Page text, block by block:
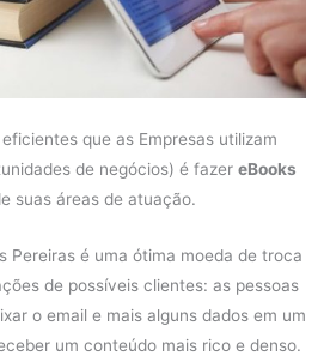
que as Empresas utilizam
de negócios) é fazer eBooks
suas áreas de atuação.
Pereiras é uma ótima moeda de troca
de possíveis clientes: as pessoas
o email e mais alguns dados em um
um conteúdo mais rico e denso.